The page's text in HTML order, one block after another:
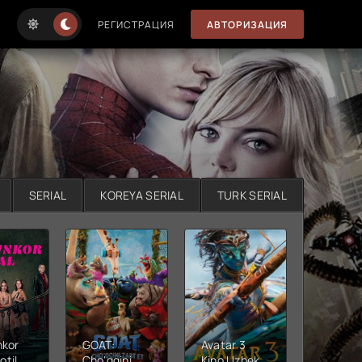
РЕГИСТРАЦИЯ АВТОРИЗАЦИЯ
SERIAL KOREYA SERIAL TURK SERIAL
GOAT:
Avatar 3